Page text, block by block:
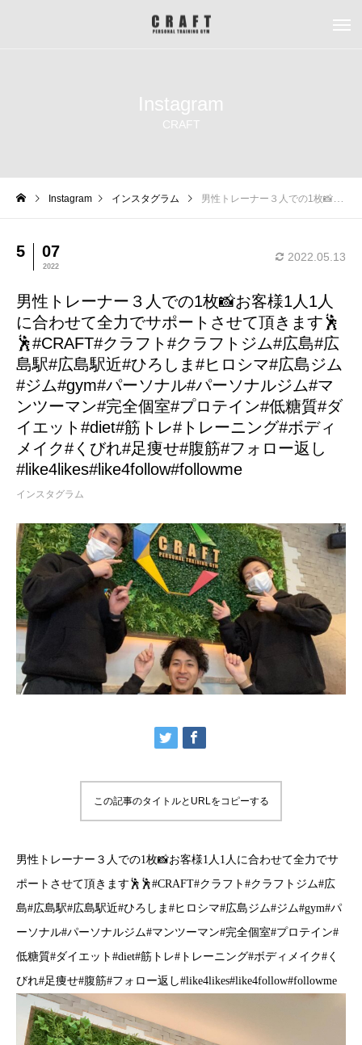
Instagram
CRAFT
Instagram インスタグラム 男性トレーナー３人での1枚📸お客様1人1人に合わせて全力でサポートさせて頂きます🕺🕺#CRAFT#クラフト#クラフトジム#広島#広島駅#広島駅近#ひろしま#ヒロシマ#広島ジム#ジム#gym#パーソナル#パーソナルジム#マンツーマン#完全個室#プロテイン#低糖質#ダイエット#diet#筋トレ#トレーニング#ボディメイク#くびれ#足痩せ#腹筋#フォロー返し#like4likes#like4follow#followme
5 07
2022
2022.05.13
男性トレーナー３人での1枚📸お客様1人1人
に合わせて全力でサポートさせて頂きます🕺
🕺#CRAFT#クラフト#クラフトジム#広島#広
島駅#広島駅近#ひろしま#ヒロシマ#広島ジム
#ジム#gym#パーソナル#パーソナルジム#マ
ンツーマン#完全個室#プロテイン#低糖質#ダ
イエット#diet#筋トレ#トレーニング#ボディ
メイク#くびれ#足痩せ#腹筋#フォロー返し
#like4likes#like4follow#followme
インスタグラム
この記事のタイトルとURLをコピーする
男性トレーナー３人での1枚📸お客様1人1人に合わせて全力でサ
ポートさせて頂きます🕺🕺#CRAFT#クラフト#クラフトジム#広
島#広島駅#広島駅近#ひろしま#ヒロシマ#広島ジム#ジム#gym#パ
ーソナル#パーソナルジム#マンツーマン#完全個室#プロテイン#
低糖質#ダイエット#diet#筋トレ#トレーニング#ボディメイク#く
びれ#足痩せ#腹筋#フォロー返し#like4likes#like4follow#followme